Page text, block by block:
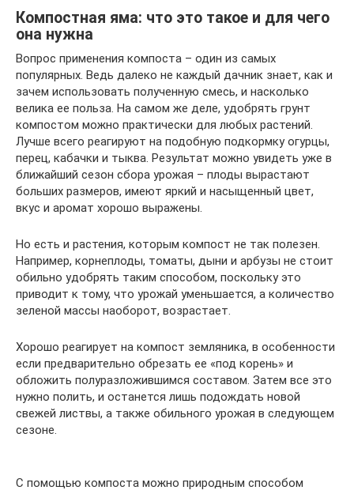
Компостная яма: что это такое и для чего
она нужна
Вопрос применения компоста – один из самых
популярных. Ведь далеко не каждый дачник знает, как и
зачем использовать полученную смесь, и насколько
велика ее польза. На самом же деле, удобрять грунт
компостом можно практически для любых растений.
Лучше всего реагируют на подобную подкормку огурцы,
перец, кабачки и тыква. Результат можно увидеть уже в
ближайший сезон сбора урожая – плоды вырастают
больших размеров, имеют яркий и насыщенный цвет,
вкус и аромат хорошо выражены.
Но есть и растения, которым компост не так полезен.
Например, корнеплоды, томаты, дыни и арбузы не стоит
обильно удобрять таким способом, поскольку это
приводит к тому, что урожай уменьшается, а количество
зеленой массы наоборот, возрастает.
Хорошо реагирует на компост земляника, в особенности
если предварительно обрезать ее «под корень» и
обложить полуразложившимся составом. Затем все это
нужно полить, и останется лишь подождать новой
свежей листвы, а также обильного урожая в следующем
сезоне.
С помощью компоста можно природным способом